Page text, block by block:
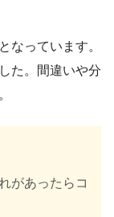
なっています。
た。間違いや分
があったらコ